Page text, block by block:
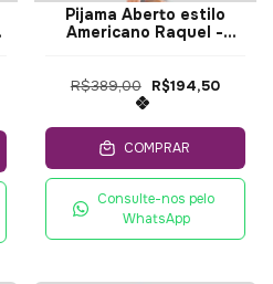
Pijama Aberto estilo
Americano Raquel -
R$389,00 R$194,50
COMPRAR
Consulte-nos pelo
WhatsApp